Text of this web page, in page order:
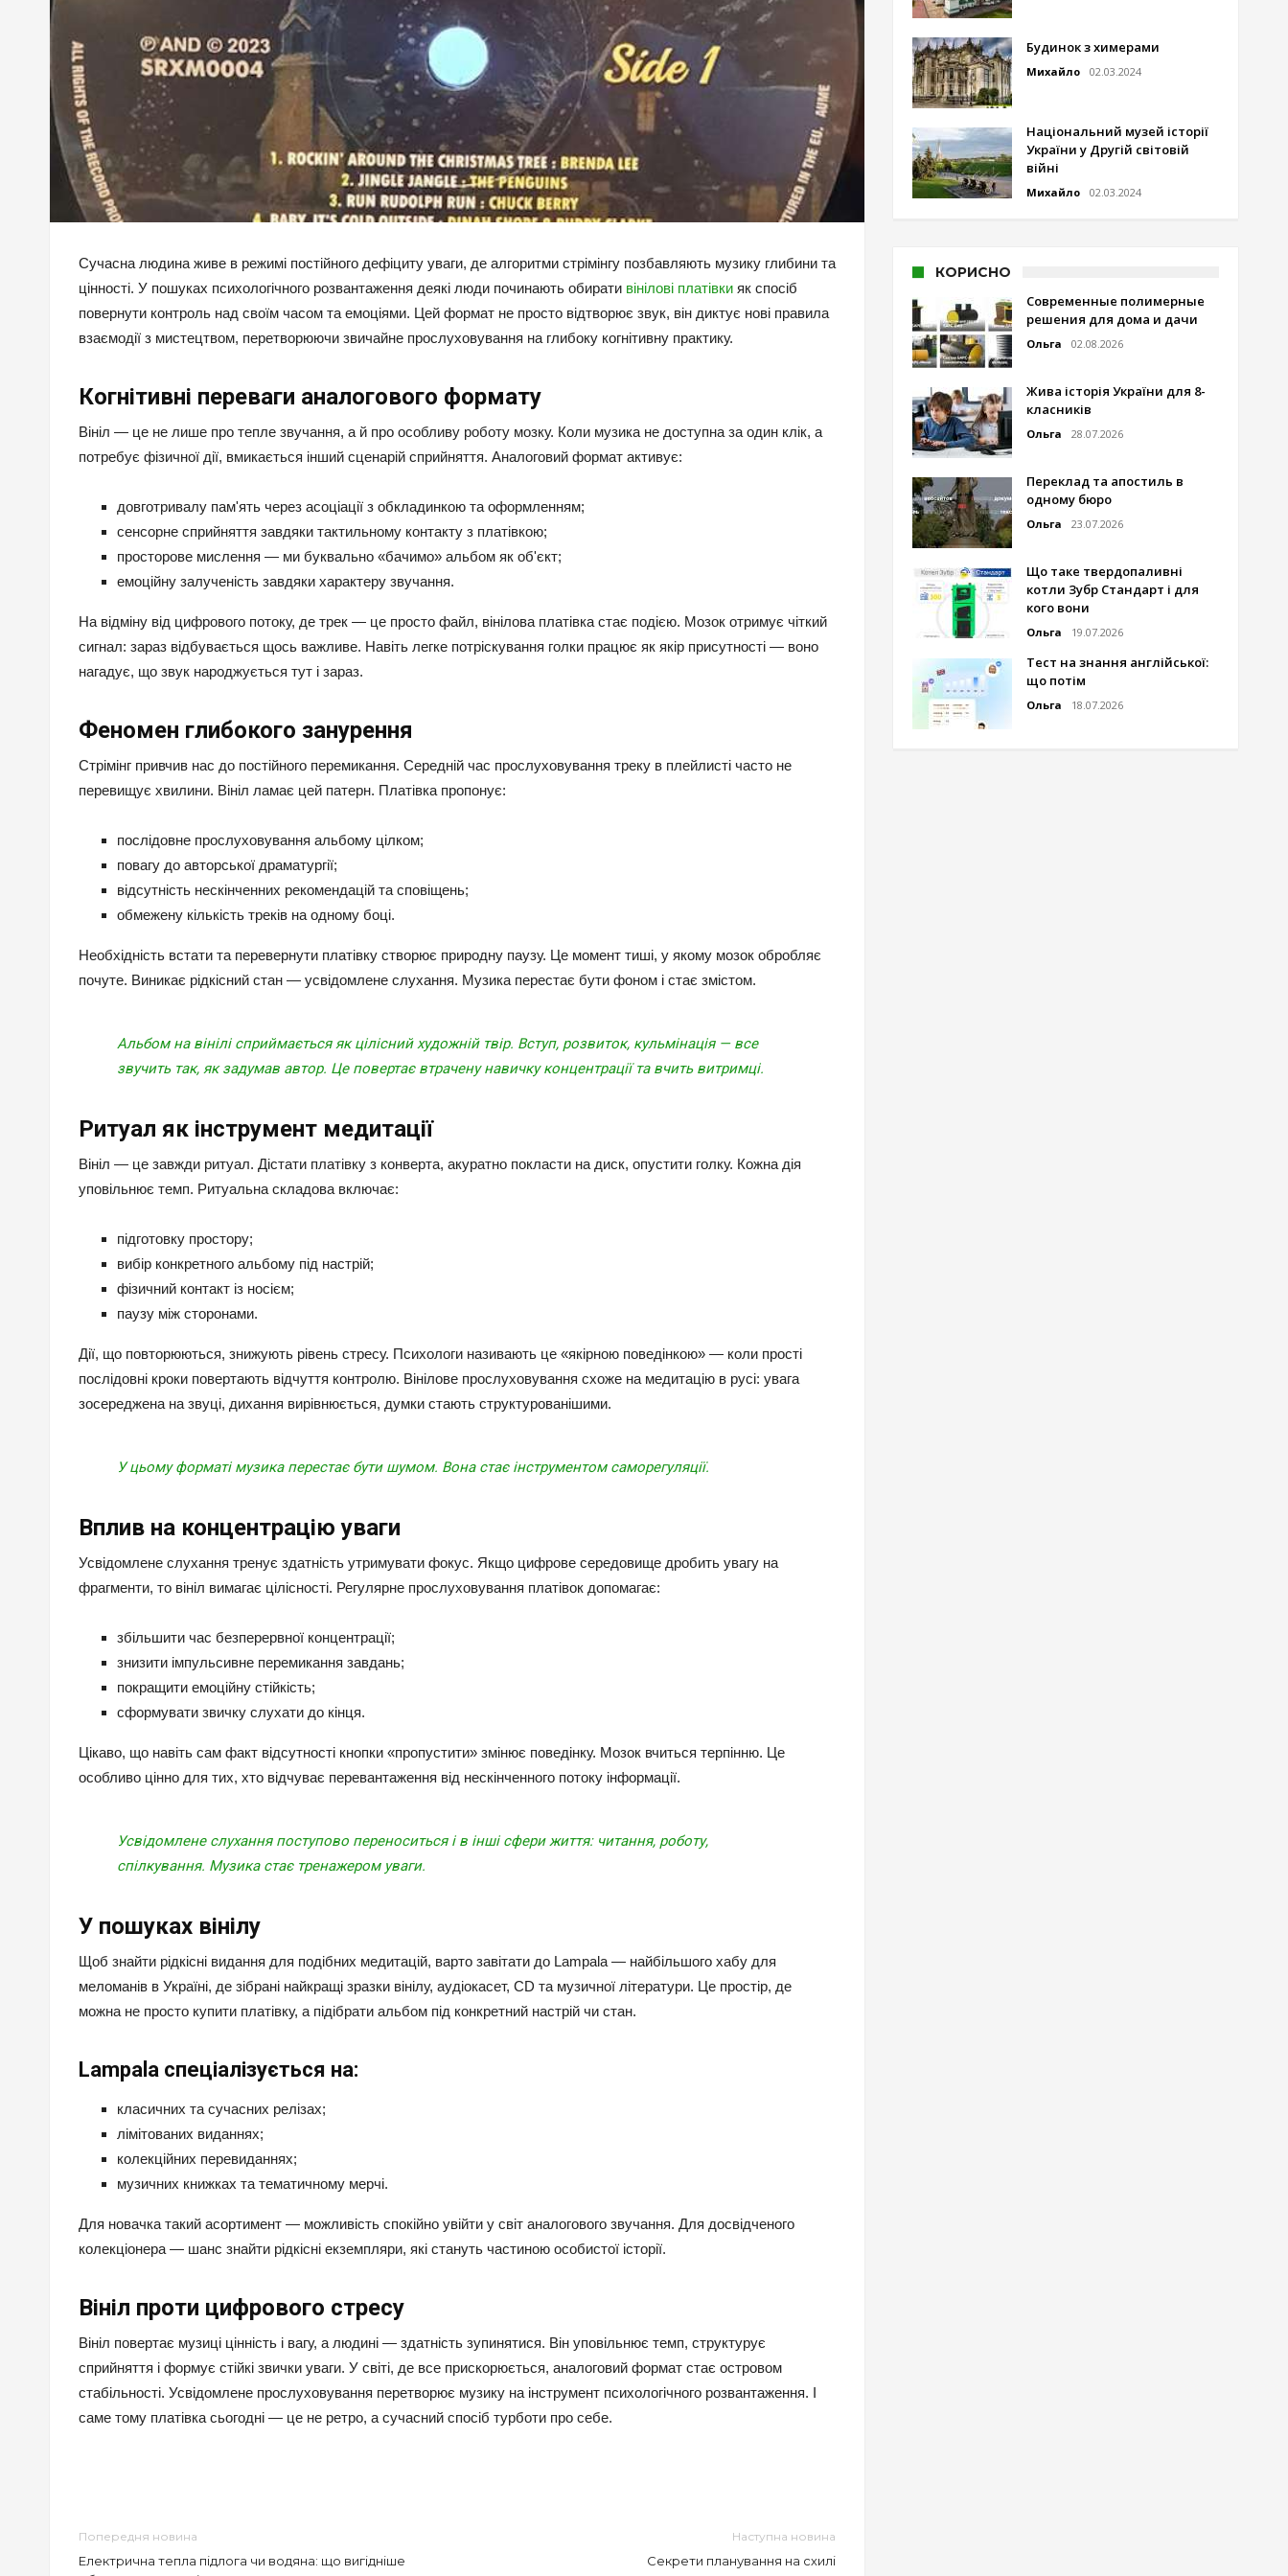
Сучасна людина живе в режимі постійного дефіциту уваги, де алгоритми стрімінгу позбавляють музику глибини та
цінності. У пошуках психологічного розвантаження деякі люди починають обирати вінілові платівки як спосіб
повернути контроль над своїм часом та емоціями. Цей формат не просто відтворює звук, він диктує нові правила
взаємодії з мистецтвом, перетворюючи звичайне прослуховування на глибоку когнітивну практику.
Когнітивні переваги аналогового формату
Вініл — це не лише про тепле звучання, а й про особливу роботу мозку. Коли музика не доступна за один клік, а
потребує фізичної дії, вмикається інший сценарій сприйняття. Аналоговий формат активує:
довготривалу пам'ять через асоціації з обкладинкою та оформленням;
сенсорне сприйняття завдяки тактильному контакту з платівкою;
просторове мислення — ми буквально «бачимо» альбом як об'єкт;
емоційну залученість завдяки характеру звучання.
На відміну від цифрового потоку, де трек — це просто файл, вінілова платівка стає подією. Мозок отримує чіткий
сигнал: зараз відбувається щось важливе. Навіть легке потріскування голки працює як якір присутності — воно
нагадує, що звук народжується тут і зараз.
Феномен глибокого занурення
Стрімінг привчив нас до постійного перемикання. Середній час прослуховування треку в плейлисті часто не
перевищує хвилини. Вініл ламає цей патерн. Платівка пропонує:
послідовне прослуховування альбому цілком;
повагу до авторської драматургії;
відсутність нескінченних рекомендацій та сповіщень;
обмежену кількість треків на одному боці.
Необхідність встати та перевернути платівку створює природну паузу. Це момент тиші, у якому мозок обробляє
почуте. Виникає рідкісний стан — усвідомлене слухання. Музика перестає бути фоном і стає змістом.
Альбом на вінілі сприймається як цілісний художній твір. Вступ, розвиток, кульмінація — все
звучить так, як задумав автор. Це повертає втрачену навичку концентрації та вчить витримці.
Ритуал як інструмент медитації
Вініл — це завжди ритуал. Дістати платівку з конверта, акуратно покласти на диск, опустити голку. Кожна дія
уповільнює темп. Ритуальна складова включає:
підготовку простору;
вибір конкретного альбому під настрій;
фізичний контакт із носієм;
паузу між сторонами.
Дії, що повторюються, знижують рівень стресу. Психологи називають це «якірною поведінкою» — коли прості
послідовні кроки повертають відчуття контролю. Вінілове прослуховування схоже на медитацію в русі: увага
зосереджена на звуці, дихання вирівнюється, думки стають структурованішими.
У цьому форматі музика перестає бути шумом. Вона стає інструментом саморегуляції.
Вплив на концентрацію уваги
Усвідомлене слухання тренує здатність утримувати фокус. Якщо цифрове середовище дробить увагу на
фрагменти, то вініл вимагає цілісності. Регулярне прослуховування платівок допомагає:
збільшити час безперервної концентрації;
знизити імпульсивне перемикання завдань;
покращити емоційну стійкість;
сформувати звичку слухати до кінця.
Цікаво, що навіть сам факт відсутності кнопки «пропустити» змінює поведінку. Мозок вчиться терпінню. Це
особливо цінно для тих, хто відчуває перевантаження від нескінченного потоку інформації.
Усвідомлене слухання поступово переноситься і в інші сфери життя: читання, роботу,
спілкування. Музика стає тренажером уваги.
У пошуках вінілу
Щоб знайти рідкісні видання для подібних медитацій, варто завітати до Lampala — найбільшого хабу для
меломанів в Україні, де зібрані найкращі зразки вінілу, аудіокасет, CD та музичної літератури. Це простір, де
можна не просто купити платівку, а підібрати альбом під конкретний настрій чи стан.
Lampala спеціалізується на:
класичних та сучасних релізах;
лімітованих виданнях;
колекційних перевиданнях;
музичних книжках та тематичному мерчі.
Для новачка такий асортимент — можливість спокійно увійти у світ аналогового звучання. Для досвідченого
колекціонера — шанс знайти рідкісні екземпляри, які стануть частиною особистої історії.
Вініл проти цифрового стресу
Вініл повертає музиці цінність і вагу, а людині — здатність зупинятися. Він уповільнює темп, структурує
сприйняття і формує стійкі звички уваги. У світі, де все прискорюється, аналоговий формат стає островом
стабільності. Усвідомлене прослуховування перетворює музику на інструмент психологічного розвантаження. І
саме тому платівка сьогодні — це не ретро, а сучасний спосіб турботи про себе.
Попередня новина
Електрична тепла підлога чи водяна: що вигідніше
Наступна новина
Секрети планування на схилі
Будинок з химерами
Михайло 02.03.2024
Національний музей історії
України у Другій світовій
війні
Михайло 02.03.2024
КОРИСНО
Современные полимерные
решения для дома и дачи
Ольга 02.08.2026
Жива історія України для 8-
класників
Ольга 28.07.2026
Переклад та апостиль в
одному бюро
Ольга 23.07.2026
Що таке твердопаливні
котли Зубр Стандарт і для
кого вони
Ольга 19.07.2026
Тест на знання англійської:
що потім
Ольга 18.07.2026